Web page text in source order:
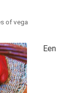
of vega
Een